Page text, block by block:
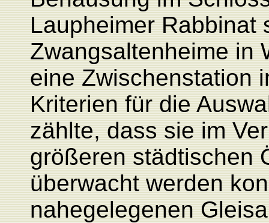
Laupheimer Rabbinat
Zwangsaltenheime in
eine Zwischenstation
Kriterien für die
zählte, dass sie im
größeren städtischen
überwacht werden
nahegelegenen